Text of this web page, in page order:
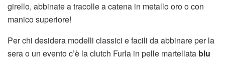
girello, abbinate a tracolle a catena in metallo oro o con
manico superiore!
Per chi desidera modelli classici e facili da abbinare per la
sera o un evento c’è la clutch Furla in pelle martellata blu